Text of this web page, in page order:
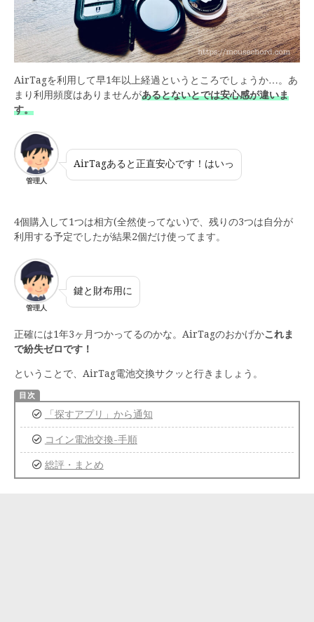
AirTagを利用して早1年以上経過というところでしょうか…。あ
まり利用頻度はありませんがあるとないとでは安心感が違いま
す。
管理人
AirTagあると正直安心です！はいっ
4個購入して1つは相方(全然使ってない)で、残りの3つは自分が
利用する予定でしたが結果2個だけ使ってます。
管理人
鍵と財布用に
正確には1年3ヶ月つかってるのかな。AirTagのおかげかこれま
で紛失ゼロです！
ということで、AirTag電池交換サクッと行きましょう。
「探すアプリ」から通知
コイン電池交換-手順
総評・まとめ